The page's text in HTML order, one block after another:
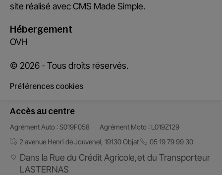
site réalisé avecCMS Made Simple.
Hébergement
OVH
© 2026 - Tous droits réservés.
Préférences cookies
Accès au centre
Agrément Auto : S019F058
Agrément Moto : L019Z129
2 avenue Henri de Jouvenel, 19130 Objat
05 19 79 99 30
Dans la Rue du Crédit Agricole,et du Transporteur
LASTERNAS